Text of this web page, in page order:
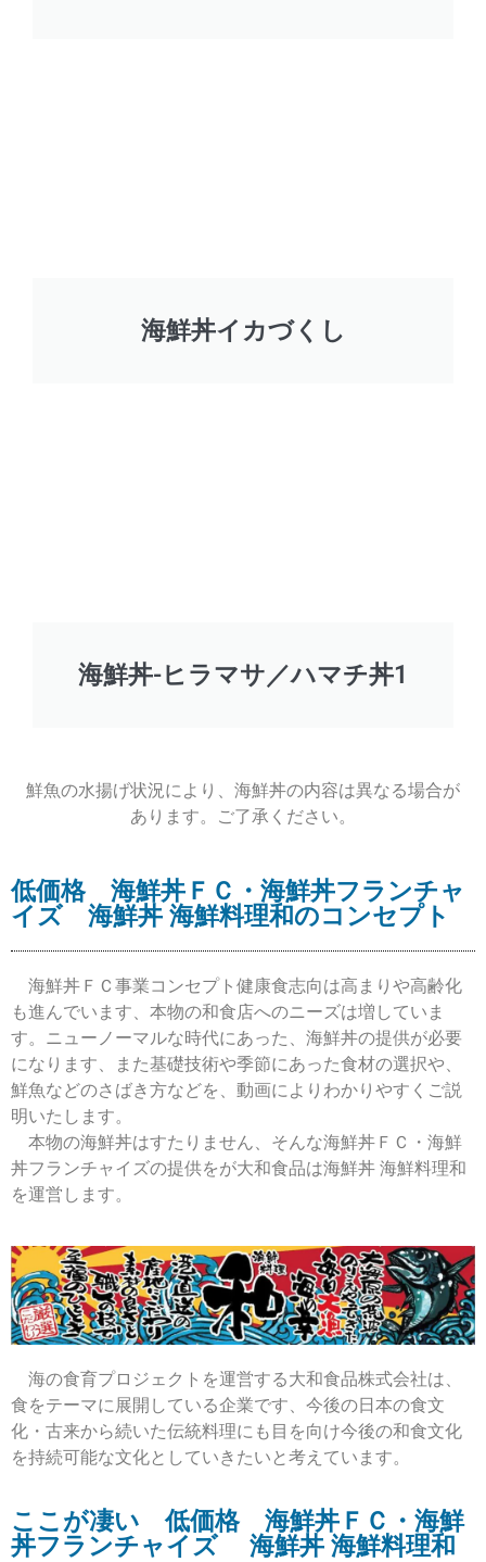
海鮮丼イカづくし
海鮮丼-ヒラマサ／ハマチ丼1
鮮魚の水揚げ状況により、海鮮丼の内容は異なる場合が
あります。ご了承ください。
低価格 海鮮丼ＦＣ・海鮮丼フランチャ
イズ 海鮮丼 海鮮料理和のコンセプト
海鮮丼ＦＣ事業コンセプト健康食志向は高まりや高齢化
も進んでいます、本物の和食店へのニーズは増していま
す。ニューノーマルな時代にあった、海鮮丼の提供が必要
になります、また基礎技術や季節にあった食材の選択や、
鮮魚などのさばき方などを、動画によりわかりやすくご説
明いたします。
本物の海鮮丼はすたりません、そんな海鮮丼ＦＣ・海鮮
丼フランチャイズの提供をが大和食品は海鮮丼 海鮮料理和
を運営します。
海の食育プロジェクトを運営する大和食品株式会社は、
食をテーマに展開している企業です、今後の日本の食文
化・古来から続いた伝統料理にも目を向け今後の和食文化
を持続可能な文化としていきたいと考えています。
ここが凄い 低価格 海鮮丼ＦＣ・海鮮
丼フランチャイズ 海鮮丼 海鮮料理和